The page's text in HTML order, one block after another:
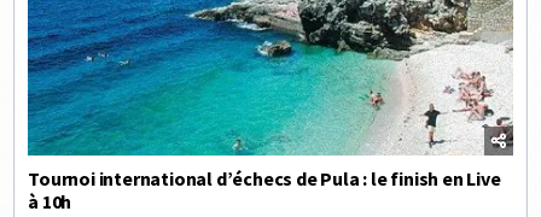
Tournoi international d’échecs de Pula : le finish en Live
à 10h